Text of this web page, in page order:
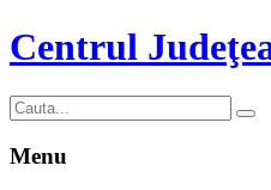
Centrul
Menu